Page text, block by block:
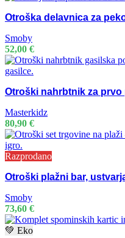
Otroška delavnica za
Smoby
52,00 €
Otroški nahrbtnik za prvo
Masterkidz
80,90 €
Razprodano
Otroški plažni bar,
Smoby
73,60 €
💚 Eko